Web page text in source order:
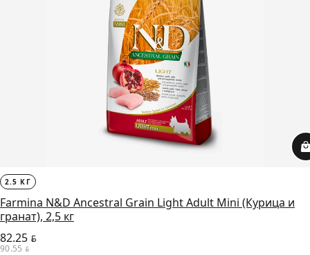
2.5 КГ
Farmina N&D Ancestral Grain Light Adult Mini (Курица и
гранат), 2,5 кг
82.25 BYN
90.55 BYN